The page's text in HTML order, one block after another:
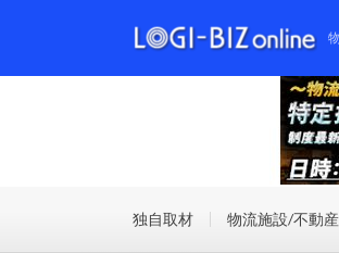
独自取材 物流施設/不動産